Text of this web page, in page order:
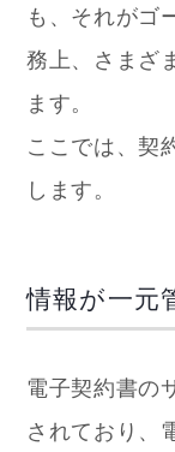
も、それがゴ
務上、さまざ
ます。
ここでは、契
します。
情報が一元
電子契約書の
されており、